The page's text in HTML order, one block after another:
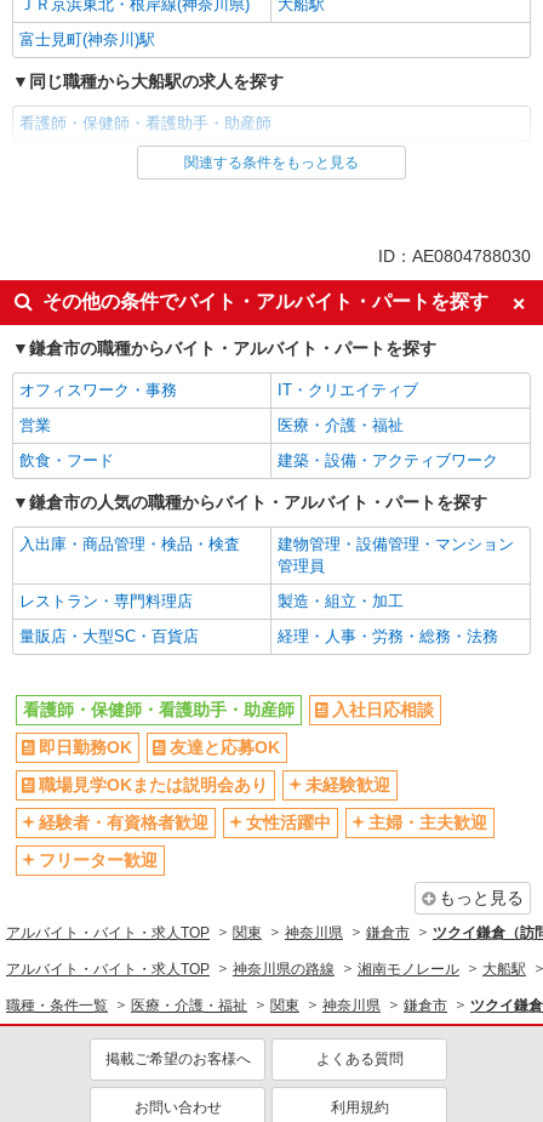
キープ
株式会社kotrio /●YK-H-2014112
高収入を目指したい方必見！未経験でも日収
1.2万〜可！看護助手
キープ 詳細を見る
株式会社トラストグロース 新宿本社 第2営業部
介護老人保健施設での看護師
時給：1400円〜1600円（資格・経験などによ
神奈川県鎌倉市
キープ 詳細を見る
職業紹介
株式会社kotrio /●YK-S-2097545
【正社員】月給240,000〜400,000円 ・基本
給：200,000円〜220,000円 ・資格手当：10,000〜
30,000円 ・役職手当：10,000〜70,000円 ・処遇改
善手当：20,000〜60,000円（勤続年数、保有資格
により変動） ・固定残業手当：20,000円（10時
間） ※固定残業時間を超過する場合には超過勤務
手当として別途支給 ・夜勤手当：10,000円/1回
歓迎 ・認知症介護基礎研修 ・初任者研修 ・実務
神奈川県鎌倉市
キープ 詳細を見る
職業紹介
定員で即終了！時給2400円〜★鎌倉駅＊高級
時給2400円〜＜交通費全額支給(ガソリン代含
む)＞
神奈川県鎌倉市
キープ 詳細を見る
ＪＲ京浜東北・根岸線(神奈川県)
大船駅
富士見町(神奈川)駅
同じ職種から大船駅の求人を探す
看護師・保健師・看護助手・助産師
同じ雇用形態から大船駅の求人を探す
入社日応相談
即日勤務OK
友達と応募OK
職場見学OKまたは説明会あり
未経験歓迎
経験者・有資格者歓迎
女性活躍中
主婦・主夫歓迎
フリーター歓迎
学歴不問
ブランクOK
ミドル（40代～）活躍中
エルダー（50代～）活躍中
昇給あり
禁煙・分煙
バイク通勤OK
残業ほぼなし
副業・WワークOK
転勤なし
交通費支給
社会保険あり
ティブなど）あり
研修制度あり
社員登用あり
資格取得支援制度あり
髪型・髪色自由
髭（ひげ）OK
ネイルOK
同じ職種から求人を探す
看護師・保健師・看護助手・助産師
同じ特徴から求人を探す
未経験歓迎
ミドル（40代～）活躍中
副業・WワークOK
交通費支給
社会保険あり
産休・育休取得実績あり
関連する条件をもっと見る
ID：AE0804788030
その他の条件でバイト・アルバイト・パートを探す
鎌倉市の職種からバイト・アルバイト・パートを探す
オフィスワーク・事務
IT・クリエイティブ
営業
医療・介護・福祉
飲食・フード
建築・設備・アクティブワーク
鎌倉市の人気の職種からバイト・アルバイト・パートを探す
入出庫・商品管理・検品・検査
建物管理・設備管理・マンション
管理員
レストラン・専門料理店
製造・組立・加工
量販店・大型SC・百貨店
経理・人事・労務・総務・法務
看護師・保健師・看護助手・助産師
入社日応相談
即日勤務OK
友達と応募OK
職場見学OKまたは説明会あり
未経験歓迎
経験者・有資格者歓迎
女性活躍中
主婦・主夫歓迎
フリーター歓迎
もっと見る
アルバイト・バイト・求人TOP 関東 神奈川県 鎌倉市 ツクイ鎌倉（訪
アルバイト・バイト・求人TOP 神奈川県の路線 湘南モノレール 大船駅
職種・条件一覧 医療・介護・福祉 関東 神奈川県 鎌倉市 ツクイ鎌
掲載ご希望のお客様へ よくある質問
お問い合わせ 利用規約